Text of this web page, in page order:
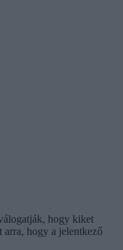
hogy kiket
hogy a jelentkező